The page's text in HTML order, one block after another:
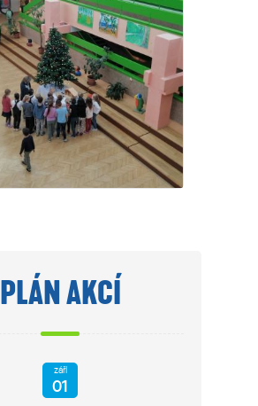
PLÁN AKCÍ
září
01